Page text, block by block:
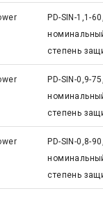
PD-SIN-1,1-
степень
PD-SIN-0,9-
степень
PD-SIN-0,8-
степень